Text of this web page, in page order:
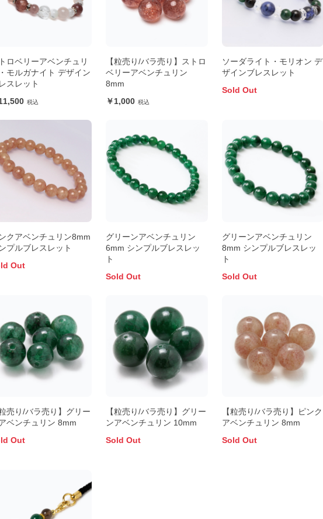
ロベリーアベンチュリ
モルガナイト デザイン
スレット
【粒売り/バラ売り】ストロ
ベリーアベンチュリン
8mm
1,000
ソーダライト・モリオン デ
ザインブレスレット
Sold Out
クアベンチュリン8mm
プルブレスレット
Out
グリーンアベンチュリン
6mm シンプルブレスレッ
ト
Sold Out
グリーンアベンチュリン
8mm シンプルブレスレッ
ト
Sold Out
粒売り/バラ売り】グリー
ベンチュリン 8mm
Out
【粒売り/バラ売り】グリー
ンアベンチュリン 10mm
Sold Out
【粒売り/バラ売り】ピンク
アベンチュリン 8mm
Sold Out